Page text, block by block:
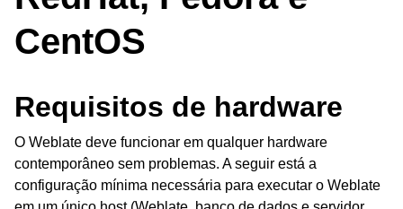
CentOS
Requisitos de hardware
O Weblate deve funcionar em qualquer hardware
contemporâneo sem problemas. A seguir está a
configuração mínima necessária para executar o Weblate